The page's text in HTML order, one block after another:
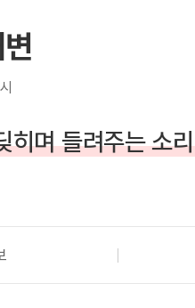
히며 들려주는 소리